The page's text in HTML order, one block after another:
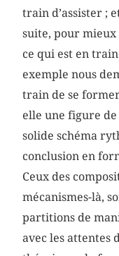
train d’assister ;
suite, pour
ce qui est en
exemple nous
train de se
elle une figure de
solide schéma
conclusion en
Ceux des
mécanismes-là,
partitions de
avec les attentes